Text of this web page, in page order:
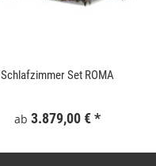
Schlafzimmer Set ROMA
ab 3.879,00 € *